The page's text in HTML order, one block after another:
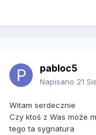
pabloc5
Napisano 21
Witam serdecznie
Czy ktoś z Was może
tego ta sygnatura